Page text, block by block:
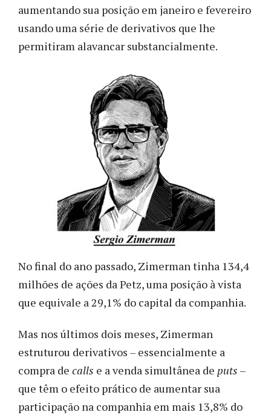
aumentando sua posição em janeiro e fevereiro
usando uma série de derivativos que lhe
permitiram alavancar substancialmente.
No final do ano passado, Zimerman tinha 134,4
milhões de ações da Petz, uma posição à vista
que equivale a 29,1% do capital da companhia.
Mas nos últimos dois meses, Zimerman
estruturou derivativos – essencialmente a
compra de calls e a venda simultânea de puts –
que têm o efeito prático de aumentar sua
participação na companhia em mais 13,8% do